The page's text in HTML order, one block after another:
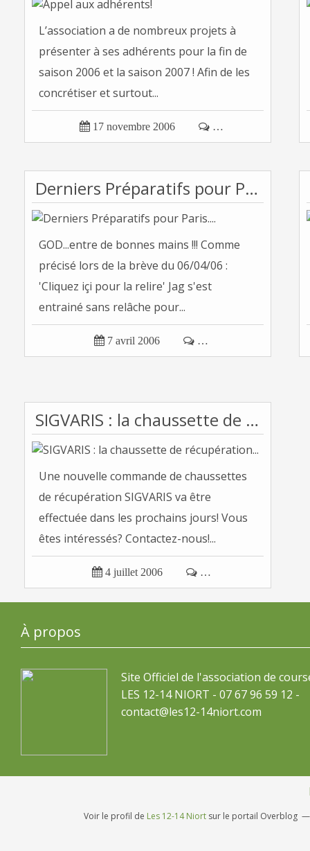
L’association a de nombreux projets à
présenter à ses adhérents pour la fin de
saison 2006 et la saison 2007 ! Afin de les
concrétiser et surtout...
 17 novembre 2006  …
Derniers Préparatifs pour Paris....
GOD...entre de bonnes mains !!! Comme
précisé lors de la brève du 06/04/06 :
'Cliquez içi pour la relire' Jag s'est
entrainé sans relâche pour...
 7 avril 2006  …
SIGVARIS : la chaussette de récupération...
Une nouvelle commande de chaussettes
de récupération SIGVARIS va être
effectuée dans les prochains jours! Vous
êtes intéressés? Contactez-nous!...
 4 juillet 2006  …
À propos
Site Officiel de l'association de
LES 12-14 NIORT - 07 67 96 59 12 -
contact@les12-14niort.com
Voir le profil de Les 12-14 Niort sur le portail Overblog